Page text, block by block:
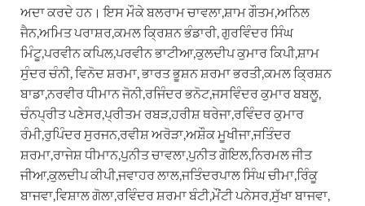
ਅਦਾ ਕਰਦੇ ਹਨ। ਇਸ ਮੌਕੇ ਬਲਰਾਮ ਚਾਵਲਾ,ਸ਼ਾਮ ਗੌਤਮ,ਅਨਿਲ
ਜੈਨ,ਅਮਿਤ ਪਰਾਸ਼ਰ,ਕਮਲ ਕ੍ਰਿਸ਼ਨ ਭੰਡਾਰੀ, ਗੁਰਵਿੰਦਰ ਸਿੰਘ
ਮਿੰਟੂ,ਪਰਵੀਨ ਕਪਿਲ,ਪਰਵੀਨ ਭਾਟੀਆ,ਕੁਲਦੀਪ ਕੁਮਾਰ ਕਿਪੀ,ਸ਼ਾਮ
ਸੁੰਦਰ ਚੰਨੀ, ਵਿਨੋਦ ਸ਼ਰਮਾ, ਭਾਰਤ ਭੂਸ਼ਨ ਸ਼ਰਮਾ ਭਰਤੀ,ਕਮਲ ਕ੍ਰਿਸ਼ਨ
ਬਾਡਾ,ਨਰਵੀਰ ਧੀਮਾਨ ਜੋਨੀ,ਰਜਿੰਦਰ ਭਨੋਟ,ਜਸਵਿੰਦਰ ਕੁਮਾਰ ਬਬਲੂ,
ਚੰਨਪ੍ਰੀਤ ਪਣੇਸਰ,ਪ੍ਰੀਤਮ ਰਬੜ,ਹਰੀਸ਼ ਥਰੇਜਾ,ਰਵਿੰਦਰ ਕੁਮਾਰ
ਰੰਮੀ,ਰੁਪਿੰਦਰ ਸੁਰਜਨ,ਰਵੀਸ਼ ਅਰੋੜਾ,ਅਸ਼ੌਕ ਮੂਖੀਜਾ,ਜਤਿੰਦਰ
ਸ਼ਰਮਾ,ਰਾਜੇਸ਼ ਧੀਮਾਨ,ਪੁਨੀਤ ਚਾਵਲਾ,ਪੁਨੀਤ ਗੋਇਲ,ਨਿਰਮਲ ਜੀਤ
ਜੀਆ,ਕੁਲਦੀਪ ਕੀਪੀ,ਜਵਾਹਰ ਲਾਲ,ਜਤਿੰਦਰਪਾਲ ਸਿੰਘ ਚੀਮਾ,ਰਿੰਕੂ
ਬਾਜਵਾ,ਵਿਸ਼ਾਲ ਗੋਲਾ,ਰਵਿੰਦਰ ਸ਼ਰਮਾ ਬੰਟੀ,ਮੌਂਟੀ ਪਨੇਸਰ,ਸੁੱਖਾ ਬਾਜਵਾ,